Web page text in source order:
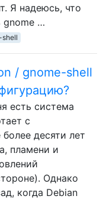
Я надеюсь, что
gnome …
shell
/ gnome-shell
есть система
с
десяти лет
пламени и
Однако
когда Debian